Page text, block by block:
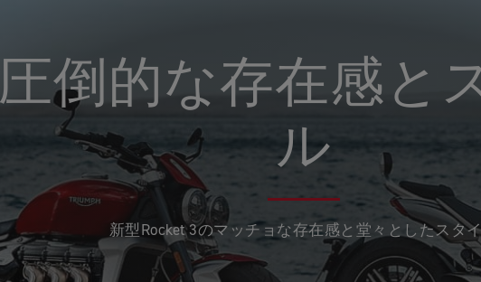
圧倒的な存在感と
ル
新型Rocket 3のマッチョな存在感と堂々としたスタ